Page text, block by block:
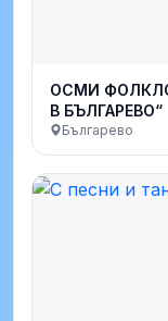
ОСМИ
В БЪЛГАРЕВО“
Българево